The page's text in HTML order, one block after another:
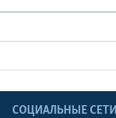
СОЦИАЛЬНЫЕ СЕТИ